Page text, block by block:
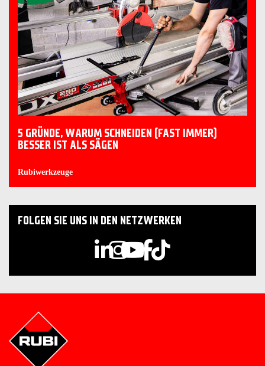
5 GRÜNDE, WARUM SCHNEIDEN (FAST IMMER)
BESSER IST ALS SÄGEN
Rubiwerkzeuge
FOLGEN SIE UNS IN DEN NETZWERKEN